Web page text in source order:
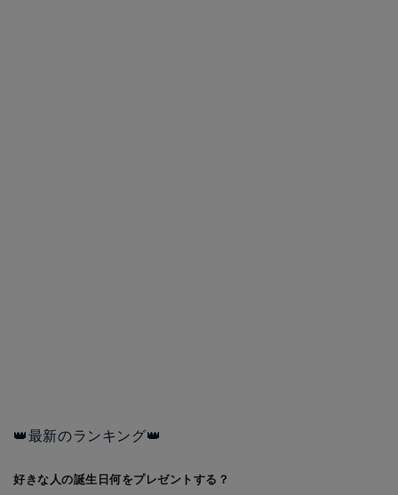
👑最新のランキング👑
好きな人の誕生日何をプレゼントする？